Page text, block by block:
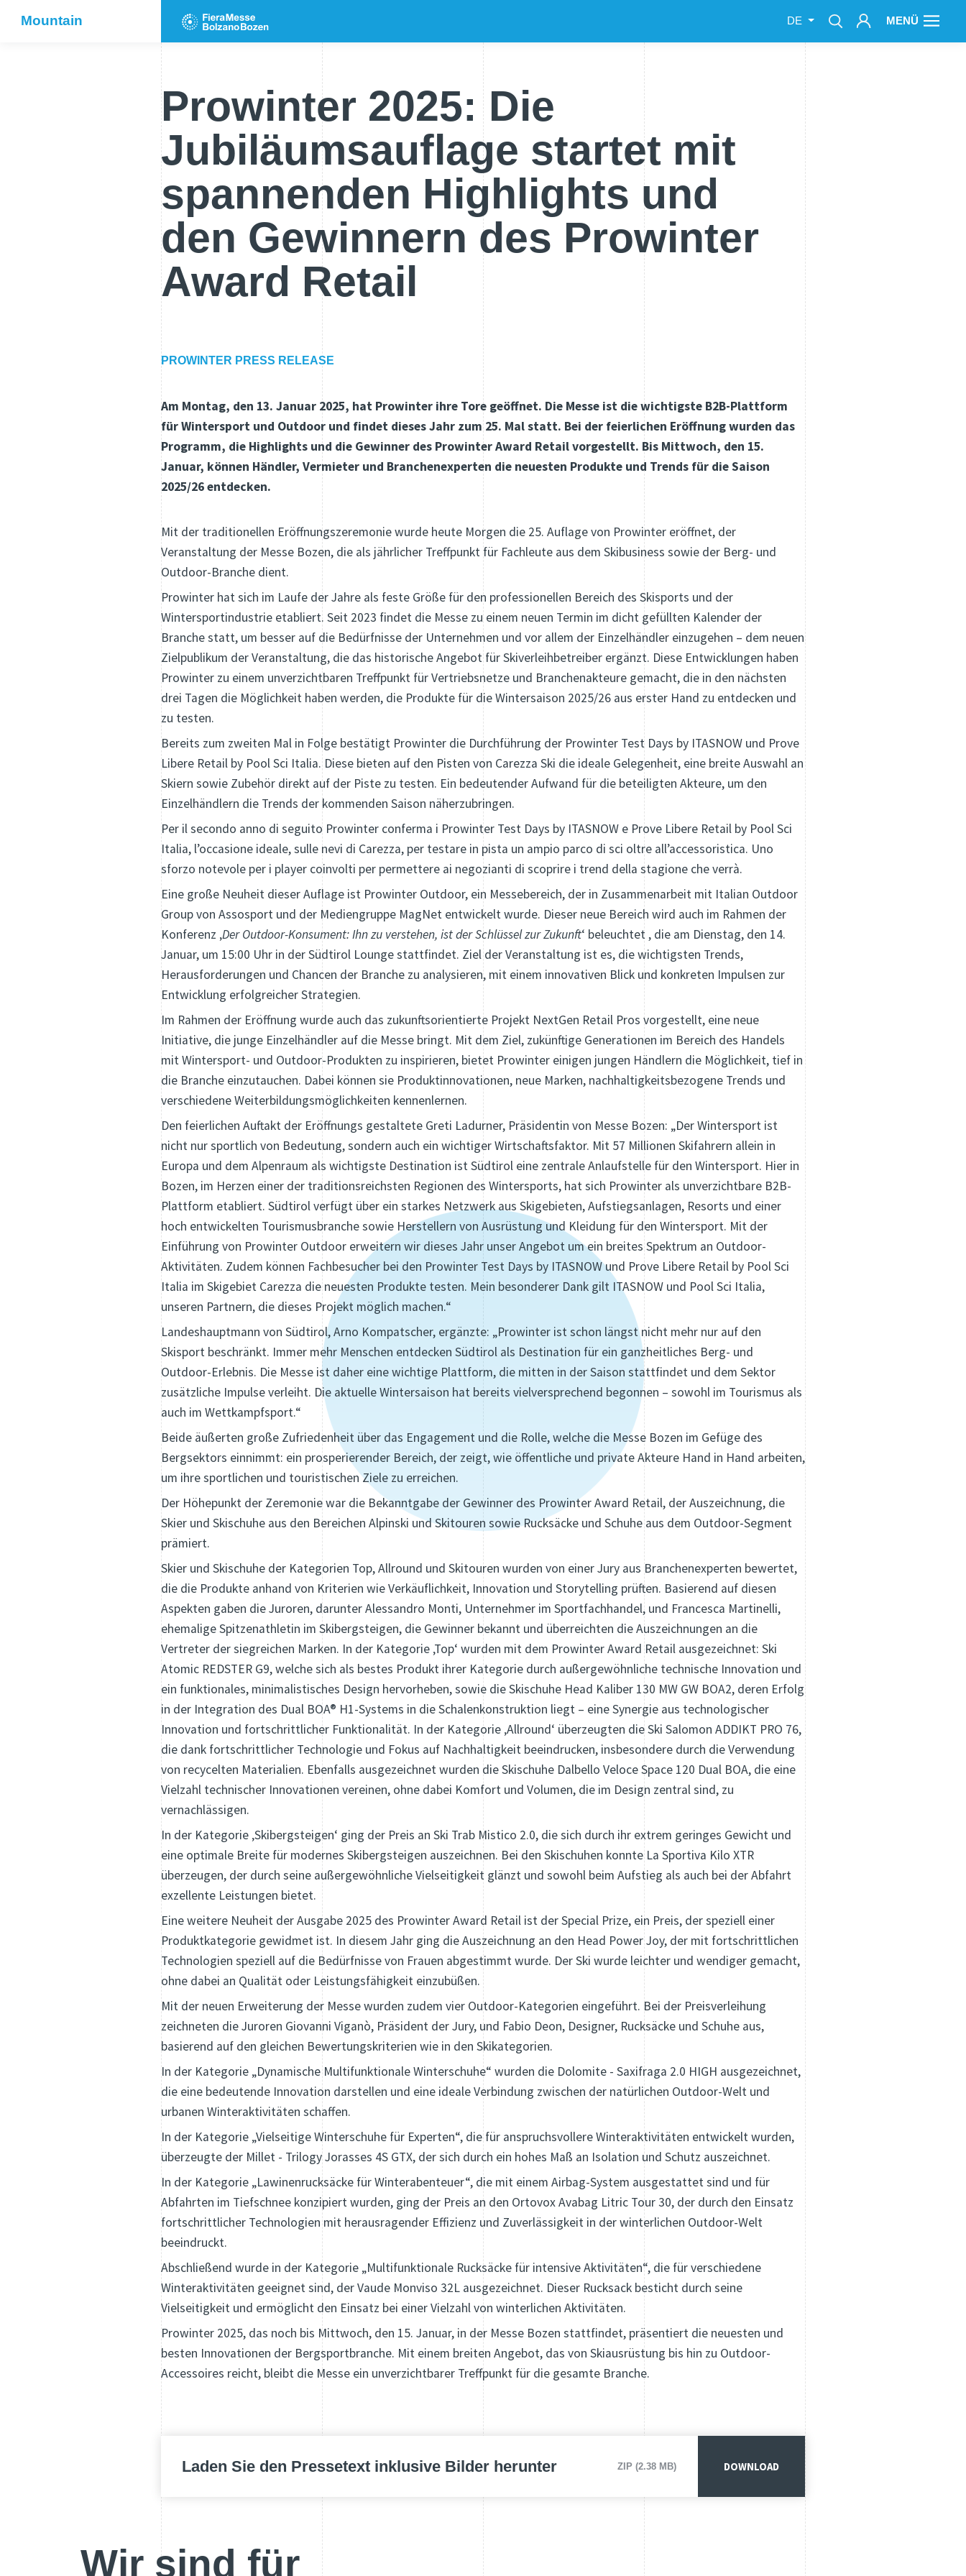
Mountain DE MENÜ
Prowinter 2025: Die
Jubiläumsauflage startet mit
spannenden Highlights und
den Gewinnern des Prowinter
Award Retail
PROWINTER PRESS RELEASE
Am Montag, den 13. Januar 2025, hat Prowinter ihre Tore geöffnet. Die Messe ist die wichtigste B2B-Plattform
für Wintersport und Outdoor und findet dieses Jahr zum 25. Mal statt. Bei der feierlichen Eröffnung wurden das
Programm, die Highlights und die Gewinner des Prowinter Award Retail vorgestellt. Bis Mittwoch, den 15.
Januar, können Händler, Vermieter und Branchenexperten die neuesten Produkte und Trends für die Saison
2025/26 entdecken.
Mit der traditionellen Eröffnungszeremonie wurde heute Morgen die 25. Auflage von Prowinter eröffnet, der
Veranstaltung der Messe Bozen, die als jährlicher Treffpunkt für Fachleute aus dem Skibusiness sowie der Berg- und
Outdoor-Branche dient.
Prowinter hat sich im Laufe der Jahre als feste Größe für den professionellen Bereich des Skisports und der
Wintersportindustrie etabliert. Seit 2023 findet die Messe zu einem neuen Termin im dicht gefüllten Kalender der
Branche statt, um besser auf die Bedürfnisse der Unternehmen und vor allem der Einzelhändler einzugehen – dem neuen
Zielpublikum der Veranstaltung, die das historische Angebot für Skiverleihbetreiber ergänzt. Diese Entwicklungen haben
Prowinter zu einem unverzichtbaren Treffpunkt für Vertriebsnetze und Branchenakteure gemacht, die in den nächsten
drei Tagen die Möglichkeit haben werden, die Produkte für die Wintersaison 2025/26 aus erster Hand zu entdecken und
zu testen.
Bereits zum zweiten Mal in Folge bestätigt Prowinter die Durchführung der Prowinter Test Days by ITASNOW und Prove
Libere Retail by Pool Sci Italia. Diese bieten auf den Pisten von Carezza Ski die ideale Gelegenheit, eine breite Auswahl an
Skiern sowie Zubehör direkt auf der Piste zu testen. Ein bedeutender Aufwand für die beteiligten Akteure, um den
Einzelhändlern die Trends der kommenden Saison näherzubringen.
Per il secondo anno di seguito Prowinter conferma i Prowinter Test Days by ITASNOW e Prove Libere Retail by Pool Sci
Italia, l’occasione ideale, sulle nevi di Carezza, per testare in pista un ampio parco di sci oltre all’accessoristica. Uno
sforzo notevole per i player coinvolti per permettere ai negozianti di scoprire i trend della stagione che verrà.
Eine große Neuheit dieser Auflage ist Prowinter Outdoor, ein Messebereich, der in Zusammenarbeit mit Italian Outdoor
Group von Assosport und der Mediengruppe MagNet entwickelt wurde. Dieser neue Bereich wird auch im Rahmen der
Konferenz ‚Der Outdoor-Konsument: Ihn zu verstehen, ist der Schlüssel zur Zukunft‘ beleuchtet , die am Dienstag, den 14.
Januar, um 15:00 Uhr in der Südtirol Lounge stattfindet. Ziel der Veranstaltung ist es, die wichtigsten Trends,
Herausforderungen und Chancen der Branche zu analysieren, mit einem innovativen Blick und konkreten Impulsen zur
Entwicklung erfolgreicher Strategien.
Im Rahmen der Eröffnung wurde auch das zukunftsorientierte Projekt NextGen Retail Pros vorgestellt, eine neue
Initiative, die junge Einzelhändler auf die Messe bringt. Mit dem Ziel, zukünftige Generationen im Bereich des Handels
mit Wintersport- und Outdoor-Produkten zu inspirieren, bietet Prowinter einigen jungen Händlern die Möglichkeit, tief in
die Branche einzutauchen. Dabei können sie Produktinnovationen, neue Marken, nachhaltigkeitsbezogene Trends und
verschiedene Weiterbildungsmöglichkeiten kennenlernen.
Den feierlichen Auftakt der Eröffnungs gestaltete Greti Ladurner, Präsidentin von Messe Bozen: „Der Wintersport ist
nicht nur sportlich von Bedeutung, sondern auch ein wichtiger Wirtschaftsfaktor. Mit 57 Millionen Skifahrern allein in
Europa und dem Alpenraum als wichtigste Destination ist Südtirol eine zentrale Anlaufstelle für den Wintersport. Hier in
Bozen, im Herzen einer der traditionsreichsten Regionen des Wintersports, hat sich Prowinter als unverzichtbare B2B-
Plattform etabliert. Südtirol verfügt über ein starkes Netzwerk aus Skigebieten, Aufstiegsanlagen, Resorts und einer
hoch entwickelten Tourismusbranche sowie Herstellern von Ausrüstung und Kleidung für den Wintersport. Mit der
Einführung von Prowinter Outdoor erweitern wir dieses Jahr unser Angebot um ein breites Spektrum an Outdoor-
Aktivitäten. Zudem können Fachbesucher bei den Prowinter Test Days by ITASNOW und Prove Libere Retail by Pool Sci
Italia im Skigebiet Carezza die neuesten Produkte testen. Mein besonderer Dank gilt ITASNOW und Pool Sci Italia,
unseren Partnern, die dieses Projekt möglich machen.“
Landeshauptmann von Südtirol, Arno Kompatscher, ergänzte: „Prowinter ist schon längst nicht mehr nur auf den
Skisport beschränkt. Immer mehr Menschen entdecken Südtirol als Destination für ein ganzheitliches Berg- und
Outdoor-Erlebnis. Die Messe ist daher eine wichtige Plattform, die mitten in der Saison stattfindet und dem Sektor
zusätzliche Impulse verleiht. Die aktuelle Wintersaison hat bereits vielversprechend begonnen – sowohl im Tourismus als
auch im Wettkampfsport.“
Beide äußerten große Zufriedenheit über das Engagement und die Rolle, welche die Messe Bozen im Gefüge des
Bergsektors einnimmt: ein prosperierender Bereich, der zeigt, wie öffentliche und private Akteure Hand in Hand arbeiten,
um ihre sportlichen und touristischen Ziele zu erreichen.
Der Höhepunkt der Zeremonie war die Bekanntgabe der Gewinner des Prowinter Award Retail, der Auszeichnung, die
Skier und Skischuhe aus den Bereichen Alpinski und Skitouren sowie Rucksäcke und Schuhe aus dem Outdoor-Segment
prämiert.
Skier und Skischuhe der Kategorien Top, Allround und Skitouren wurden von einer Jury aus Branchenexperten bewertet,
die die Produkte anhand von Kriterien wie Verkäuflichkeit, Innovation und Storytelling prüften. Basierend auf diesen
Aspekten gaben die Juroren, darunter Alessandro Monti, Unternehmer im Sportfachhandel, und Francesca Martinelli,
ehemalige Spitzenathletin im Skibergsteigen, die Gewinner bekannt und überreichten die Auszeichnungen an die
Vertreter der siegreichen Marken. In der Kategorie ‚Top‘ wurden mit dem Prowinter Award Retail ausgezeichnet: Ski
Atomic REDSTER G9, welche sich als bestes Produkt ihrer Kategorie durch außergewöhnliche technische Innovation und
ein funktionales, minimalistisches Design hervorheben, sowie die Skischuhe Head Kaliber 130 MW GW BOA2, deren Erfolg
in der Integration des Dual BOA® H1-Systems in die Schalenkonstruktion liegt – eine Synergie aus technologischer
Innovation und fortschrittlicher Funktionalität. In der Kategorie ‚Allround‘ überzeugten die Ski Salomon ADDIKT PRO 76,
die dank fortschrittlicher Technologie und Fokus auf Nachhaltigkeit beeindrucken, insbesondere durch die Verwendung
von recycelten Materialien. Ebenfalls ausgezeichnet wurden die Skischuhe Dalbello Veloce Space 120 Dual BOA, die eine
Vielzahl technischer Innovationen vereinen, ohne dabei Komfort und Volumen, die im Design zentral sind, zu
vernachlässigen.
In der Kategorie ‚Skibergsteigen‘ ging der Preis an Ski Trab Mistico 2.0, die sich durch ihr extrem geringes Gewicht und
eine optimale Breite für modernes Skibergsteigen auszeichnen. Bei den Skischuhen konnte La Sportiva Kilo XTR
überzeugen, der durch seine außergewöhnliche Vielseitigkeit glänzt und sowohl beim Aufstieg als auch bei der Abfahrt
exzellente Leistungen bietet.
Eine weitere Neuheit der Ausgabe 2025 des Prowinter Award Retail ist der Special Prize, ein Preis, der speziell einer
Produktkategorie gewidmet ist. In diesem Jahr ging die Auszeichnung an den Head Power Joy, der mit fortschrittlichen
Technologien speziell auf die Bedürfnisse von Frauen abgestimmt wurde. Der Ski wurde leichter und wendiger gemacht,
ohne dabei an Qualität oder Leistungsfähigkeit einzubüßen.
Mit der neuen Erweiterung der Messe wurden zudem vier Outdoor-Kategorien eingeführt. Bei der Preisverleihung
zeichneten die Juroren Giovanni Viganò, Präsident der Jury, und Fabio Deon, Designer, Rucksäcke und Schuhe aus,
basierend auf den gleichen Bewertungskriterien wie in den Skikategorien.
In der Kategorie „Dynamische Multifunktionale Winterschuhe“ wurden die Dolomite - Saxifraga 2.0 HIGH ausgezeichnet,
die eine bedeutende Innovation darstellen und eine ideale Verbindung zwischen der natürlichen Outdoor-Welt und
urbanen Winteraktivitäten schaffen.
In der Kategorie „Vielseitige Winterschuhe für Experten“, die für anspruchsvollere Winteraktivitäten entwickelt wurden,
überzeugte der Millet - Trilogy Jorasses 4S GTX, der sich durch ein hohes Maß an Isolation und Schutz auszeichnet.
In der Kategorie „Lawinenrucksäcke für Winterabenteuer“, die mit einem Airbag-System ausgestattet sind und für
Abfahrten im Tiefschnee konzipiert wurden, ging der Preis an den Ortovox Avabag Litric Tour 30, der durch den Einsatz
fortschrittlicher Technologien mit herausragender Effizienz und Zuverlässigkeit in der winterlichen Outdoor-Welt
beeindruckt.
Abschließend wurde in der Kategorie „Multifunktionale Rucksäcke für intensive Aktivitäten“, die für verschiedene
Winteraktivitäten geeignet sind, der Vaude Monviso 32L ausgezeichnet. Dieser Rucksack besticht durch seine
Vielseitigkeit und ermöglicht den Einsatz bei einer Vielzahl von winterlichen Aktivitäten.
Prowinter 2025, das noch bis Mittwoch, den 15. Januar, in der Messe Bozen stattfindet, präsentiert die neuesten und
besten Innovationen der Bergsportbranche. Mit einem breiten Angebot, das von Skiausrüstung bis hin zu Outdoor-
Accessoires reicht, bleibt die Messe ein unverzichtbarer Treffpunkt für die gesamte Branche.
Laden Sie den Pressetext inklusive Bilder herunter ZIP (2.38 MB) DOWNLOAD
Wir sind für